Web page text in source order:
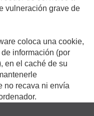
vulneración grave de
coloca una cookie,
información (por
en el caché de su
no recava ni envía